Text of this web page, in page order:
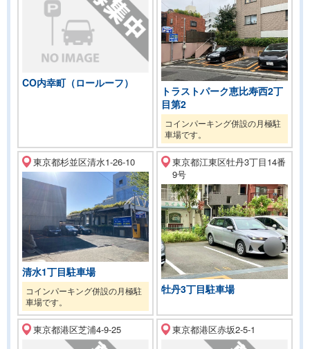
CO内幸町（ロールーフ）
トラストパーク恵比寿西2丁
目第2
コインパーキング併設の月極駐
車場です。
東京都杉並区清水1-26-10
清水1丁目駐車場
コインパーキング併設の月極駐
車場です。
東京都江東区牡丹3丁目14番
9号
牡丹3丁目駐車場
東京都港区芝浦4-9-25 東京都港区赤坂2-5-1